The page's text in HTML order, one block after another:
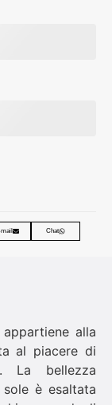
Chat
appartiene alla
al piacere di
La bellezza
è esaltata